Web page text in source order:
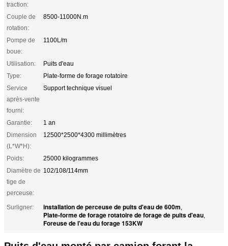
traction:
Couple de
rotation:
8500-11000N.m
Pompe de
boue:
1100L/m
Utilisation:
Puits d'eau
Type:
Plate-forme de forage rotatoire
Service
après-vente
fourni:
Support technique visuel
Garantie:
1 an
Dimension
(L*W*H):
12500*2500*4300 millimètres
Poids:
25000 kilogrammes
Diamètre de
tige de
perceuse:
102/108/114mm
Surligner: installation de perceuse de puits d'eau de 600m,
Plate-forme de forage rotatoire de forage de puits d'eau,
Foreuse de l'eau du forage 153KW